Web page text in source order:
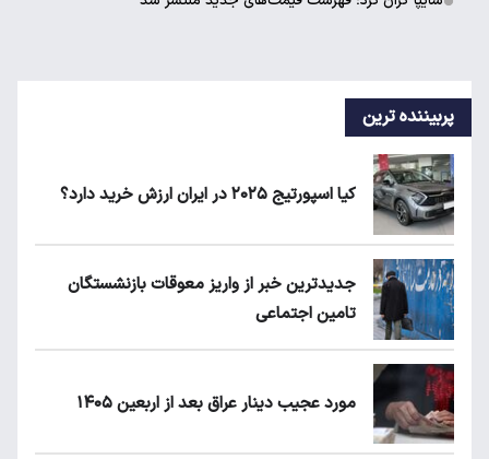
پربیننده ترین
کیا اسپورتیج ۲۰۲۵ در ایران ارزش خرید دارد؟
جدیدترین خبر از واریز معوقات بازنشستگان
تامین اجتماعی
مورد عجیب دینار عراق بعد از اربعین ۱۴۰۵